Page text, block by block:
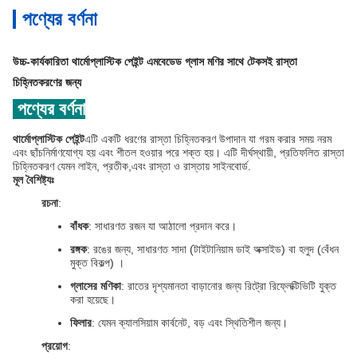
পণ্যের বর্ণনা
উচ্চ-কার্যকারিতা থার্মোপ্লাস্টিক পেইন্ট এমবেডেড গ্লাস মণির সাথে টেকসই রাস্তা
চিহ্নিতকরণের জন্য
পণ্যের বর্ণনা
থার্মোপ্লাস্টিক পেইন্টএটি একটি ধরণের রাস্তা চিহ্নিতকরণ উপাদান যা গরম করার সময় নরম
এবং ছাঁচনির্মাণযোগ্য হয় এবং শীতল হওয়ার পরে শক্ত হয়। এটি দীর্ঘস্থায়ী, প্রতিফলিত রাস্তা
চিহ্নিতকরণ যেমন লাইন, প্রতীক,এবং রাস্তা ও রাস্তায় সাইনবোর্ড.
মূল বৈশিষ্ট্যঃ
রচনা:
বাঁধক: সাধারণত রজন যা আঠালো প্রদান করে।
রঙ্গক: রঙের জন্য, সাধারণত সাদা (টাইটানিয়াম ডাই অক্সাইড) বা হলুদ (বেঁধন
মুক্ত বিকল্প) ।
গ্লাসের মণিকা: রাতের দৃশ্যমানতা বাড়ানোর জন্য রিট্রো রিফ্লেক্টিভিটি যুক্ত
করা হয়েছে।
ফিলার: যেমন ক্যালসিয়াম কার্বনেট, বড় এবং স্থিতিশীল জন্য।
প্রয়োগ: